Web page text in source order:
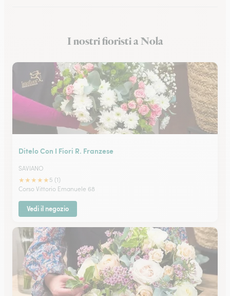
Fioristi a Castellammare di Stabia
I nostri fioristi a Nola
Ditelo Con I Fiori R. Franzese
SAVIANO
★★★★★ 5 (1)
Corso Vittorio Emanuele 68
Vedi il negozio